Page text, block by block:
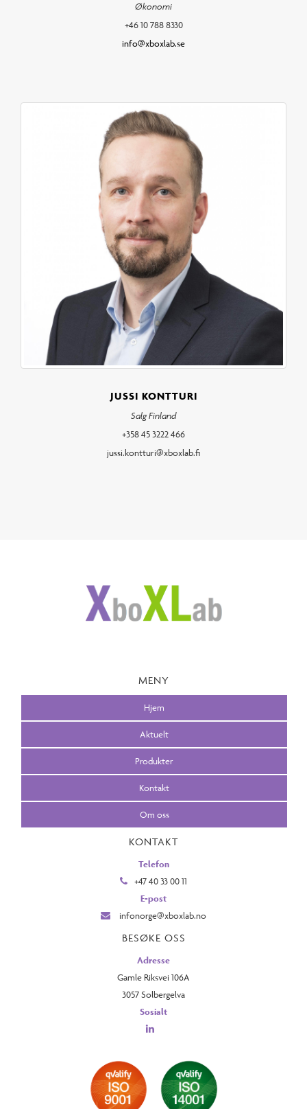
Økonomi
+46 10 788 8330
info@xboxlab.se
JUSSI KONTTURI
Salg Finland
+358 45 3222 466
jussi.kontturi@xboxlab.fi
MENY
Hjem
Aktuelt
Produkter
Kontakt
Om oss
KONTAKT
Telefon
+47 40 33 00 11
E-post
infonorge@xboxlab.no
BESØKE OSS
Adresse
Gamle Riksvei 106A
3057 Solbergelva
Sosialt